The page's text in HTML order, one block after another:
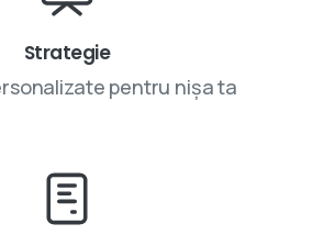
Strategie
pentru nișa ta